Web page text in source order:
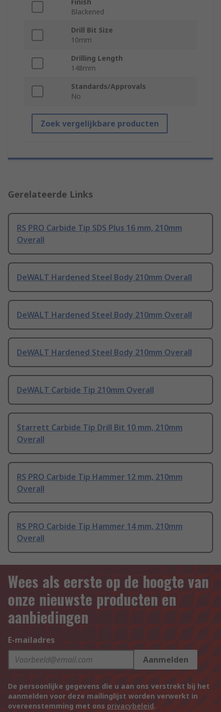
Finish
Blackened
Drill Bit Size
10mm
Drilling Length
148mm
Standards/Approvals
No
Zoek vergelijkbare producten
Gerelateerde Links
RS PRO Carbide Tip SDS Plus 16 mm, 210mm
Overall
DeWALT Hardened Steel Body 210mm Overall
DeWALT Hardened Steel Body 210mm Overall
DeWALT Hardened Steel Body 210mm Overall
DeWALT Carbide Tip 210mm Overall
Starrett Carbide Tip Drill Bit 10 mm, 210mm
Overall
RS PRO Carbide Tip Hammer 12 mm, 210mm
Overall
RS PRO Carbide Tip Hammer 14 mm, 210mm
Overall
Wees als eerste op de hoogte van
onze nieuwste producten en
aanbiedingen
E-mailadres
Aanmelden
De persoonlijke gegevens die u aan ons verstrekt bij het
aanmelden voor deze mailinglijst worden verwerkt in
overeenstemming met ons privacybeleid.